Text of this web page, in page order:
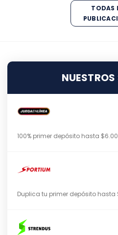
TODAS
100% primer depósito hasta
Duplica tu primer depósito hasta